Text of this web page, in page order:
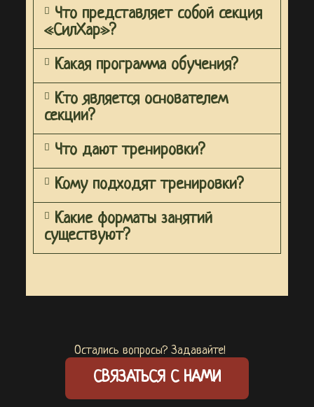
Что представляет собой секция
«СилХар»?
Какая программа обучения?
Кто является основателем
секции?
Что дают тренировки?
Кому подходят тренировки?
Какие форматы занятий
существуют?
Остались вопросы? Задавайте!
СВЯЗАТЬСЯ С НАМИ